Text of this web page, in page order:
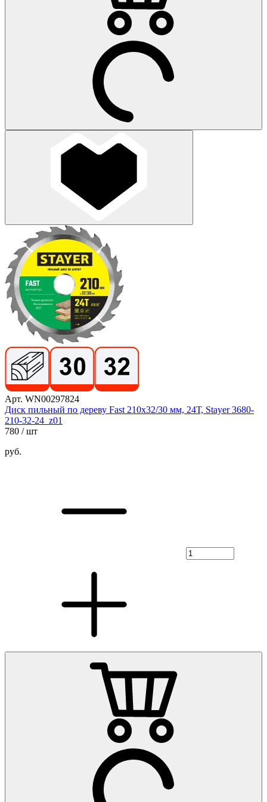
Арт. WN00297824
Диск пильный по дереву Fast 210x32/30 мм, 24Т, Stayer 3680-
210-32-24_z01
780 / шт
руб.